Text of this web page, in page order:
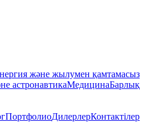
және жылумен қамтамасыз
астронавтикаМедицинаБарлық
ПортфолиоДилерлерКонтактілер